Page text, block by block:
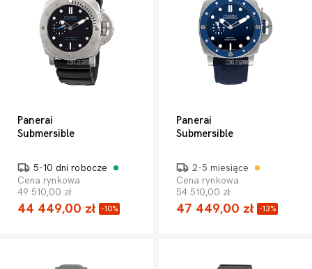
Panerai
Submersible
5-10 dni robocze
Cena rynkowa
49 510,00 zł
44 449,00 zł -10%
Panerai
Submersible
2-5 miesiące
Cena rynkowa
54 510,00 zł
47 449,00 zł -13%